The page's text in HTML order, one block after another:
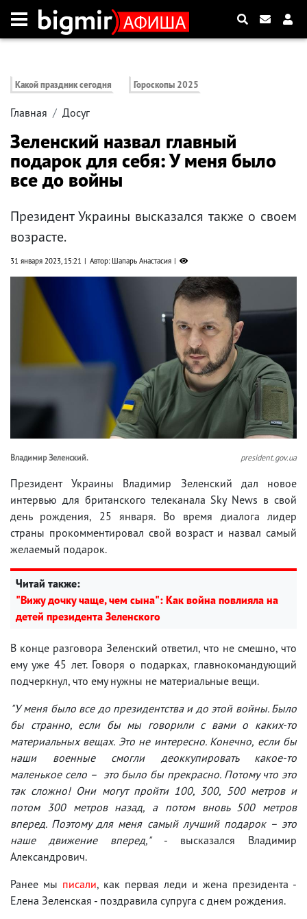
Какой праздник сегодня Гороскопы 2025
Главная Досуг
Зеленский назвал главный
подарок для себя: У меня было
все до войны
Президент Украины высказался также о своем
возрасте.
31 января 2023, 15:21 Автор: Шапарь Анастасия
Владимир Зеленский. president.gov.ua
Президент Украины Владимир Зеленский дал новое
интервью для британского телеканала Sky News в свой
день рождения, 25 января. Во время диалога лидер
страны прокомментировал свой возраст и назвал самый
желаемый подарок.
Читай также:
"Вижу дочку чаще, чем сына": Как война повлияла на
детей президента Зеленского
В конце разговора Зеленский ответил, что не смешно, что
ему уже 45 лет. Говоря о подарках, главнокомандующий
подчеркнул, что ему нужны не материальные вещи.
"У меня было все до президентства и до этой войны. Было
бы странно, если бы мы говорили с вами о каких-то
материальных вещах. Это не интересно. Конечно, если бы
наши военные смогли деоккупировать какое-то
маленькое село – это было бы прекрасно. Потому что это
так сложно! Они могут пройти 100, 300, 500 метров и
потом 300 метров назад, а потом вновь 500 метров
вперед. Поэтому для меня самый лучший подарок – это
наше движение вперед,"- высказался Владимир
Александрович.
Ранее мы писали, как первая леди и жена президента -
Елена Зеленская - поздравила супруга с днем рождения.